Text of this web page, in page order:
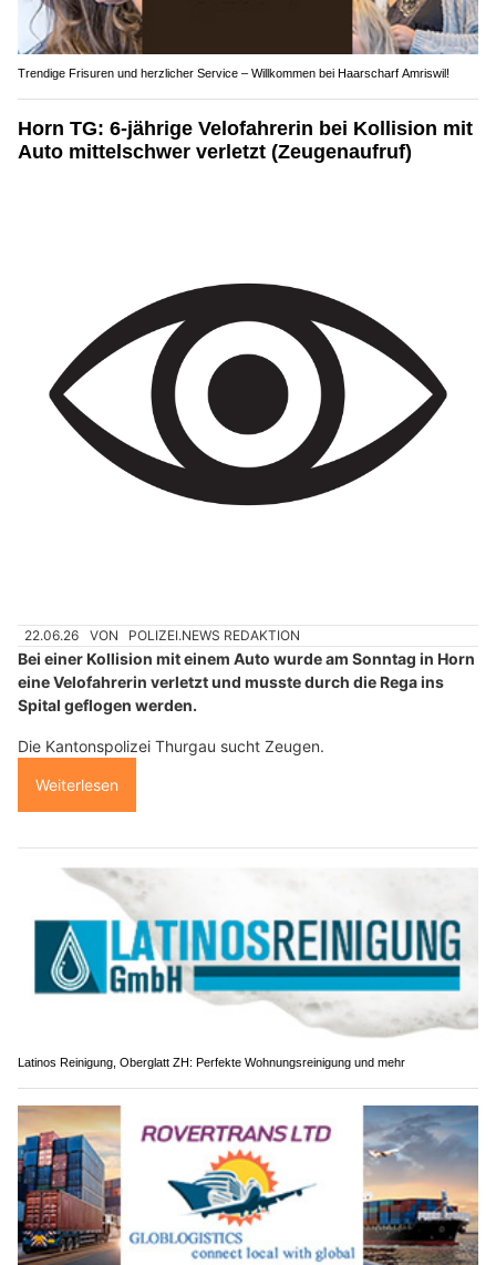
Trendige Frisuren und herzlicher Service – Willkommen bei Haarscharf Amriswil!
Horn TG: 6-jährige Velofahrerin bei Kollision mit
Auto mittelschwer verletzt (Zeugenaufruf)
22.06.26 VON POLIZEI.NEWS REDAKTION
Bei einer Kollision mit einem Auto wurde am Sonntag in Horn
eine Velofahrerin verletzt und musste durch die Rega ins
Spital geflogen werden.
Die Kantonspolizei Thurgau sucht Zeugen.
Weiterlesen
Latinos Reinigung, Oberglatt ZH: Perfekte Wohnungsreinigung und mehr